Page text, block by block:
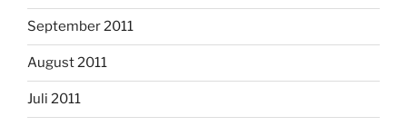
September 2011
August 2011
Juli 2011